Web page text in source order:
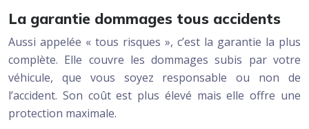
La garantie dommages tous accidents
Aussi appelée « tous risques », c’est la garantie la plus
complète. Elle couvre les dommages subis par votre
véhicule, que vous soyez responsable ou non de
l’accident. Son coût est plus élevé mais elle offre une
protection maximale.